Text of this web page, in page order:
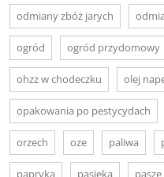
odmiany zbóż jarych
ogród ogród przydomowy
ohzz w chodeczku olej
opakowania po pestycydach
orzech oze paliwa
papryka pasieka pasze